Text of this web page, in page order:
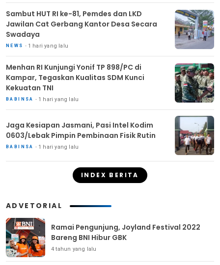
Sambut HUT RI ke-81, Pemdes dan LKD
Jawilan Cat Gerbang Kantor Desa Secara
Swadaya
NEWS 1 hari yang lalu
Menhan RI Kunjungi Yonif TP 898/PC di
Kampar, Tegaskan Kualitas SDM Kunci
Kekuatan TNI
BABINSA 1 hari yang lalu
Jaga Kesiapan Jasmani, Pasi Intel Kodim
0603/Lebak Pimpin Pembinaan Fisik Rutin
BABINSA 1 hari yang lalu
INDEX BERITA
ADVETORIAL
Ramai Pengunjung, Joyland Festival 2022
Bareng BNI Hibur GBK
4 tahun yang lalu